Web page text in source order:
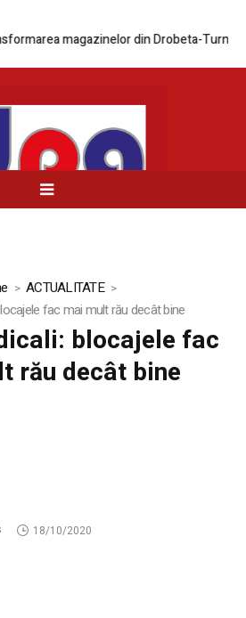
magazinelor din Drobeta-Turnu
ACTUALITATE
fac mai mult rău decât bine
blocajele fac
rău decât bine
18/10/2020